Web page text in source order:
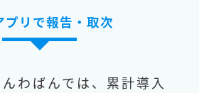
プリで報告・取次
わばんでは、累計導入